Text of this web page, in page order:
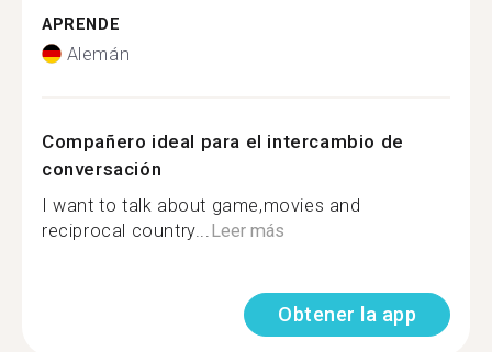
APRENDE
Alemán
Compañero ideal para el intercambio de
conversación
I want to talk about game,movies and
reciprocal country... Leer más
Obtener la app